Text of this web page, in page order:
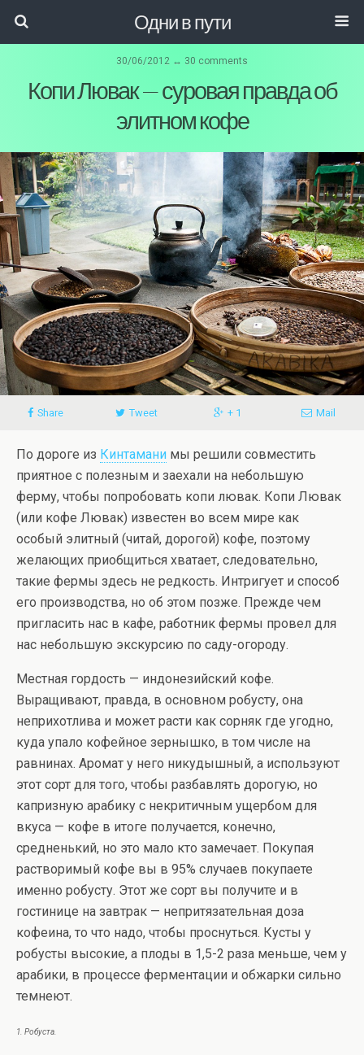
Одни в пути
30/06/2012 ↔ 30 comments
Копи Лювак — суровая правда об
элитном кофе
Share Tweet + 1 Mail
По дороге из Кинтамани мы решили совместить
приятное с полезным и заехали на небольшую
ферму, чтобы попробовать копи лювак. Копи Лювак
(или кофе Лювак) известен во всем мире как
особый элитный (читай, дорогой) кофе, поэтому
желающих приобщиться хватает, следовательно,
такие фермы здесь не редкость. Интригует и способ
его производства, но об этом позже. Прежде чем
пригласить нас в кафе, работник фермы провел для
нас небольшую экскурсию по саду-огороду.
Местная гордость — индонезийский кофе.
Выращивают, правда, в основном робусту, она
неприхотлива и может расти как сорняк где угодно,
куда упало кофейное зернышко, в том числе на
равнинах. Аромат у него никудышный, а используют
этот сорт для того, чтобы разбавлять дорогую, но
капризную арабику с некритичным ущербом для
вкуса — кофе в итоге получается, конечно,
средненький, но это мало кто замечает. Покупая
растворимый кофе вы в 95% случаев покупаете
именно робусту. Этот же сорт вы получите и в
гостинице на завтрак — непритязательная доза
кофеина, то что надо, чтобы проснуться. Кусты у
робусты высокие, а плоды в 1,5-2 раза меньше, чем у
арабики, в процессе ферментации и обжарки сильно
темнеют.
1. Робуста.